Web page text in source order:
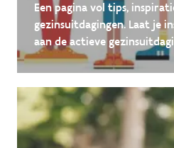
Een pagina vol tips,
gezinsuitdagingen. Laat je
aan de actieve